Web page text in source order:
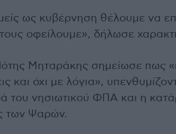
ως κυβέρνηση θέλουμε να
οφείλουμε», δήλωσε
Μηταράκης σημείωσε πως
και όχι με λόγια»,
νησιωτικού ΦΠΑ και η
των Ψαρών.